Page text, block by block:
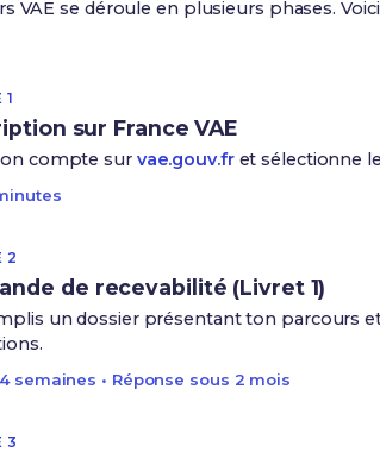
VAE se déroule en plusieurs phases.
1
sur France VAE
compte sur vae.gouv.fret sélectionne
2
de recevabilité (Livret 1)
un dossier présentant ton parcours
semaines • Réponse sous 2 mois
3